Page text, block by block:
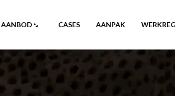
AANBOD CASES AANPAK